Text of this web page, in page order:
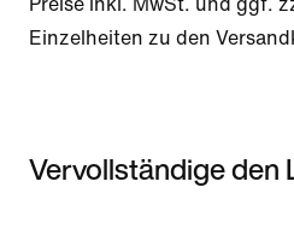
Einzelheiten zu den
Vervollständige den